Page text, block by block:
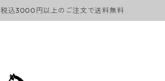
税込3000円以上のご注文で送料無料